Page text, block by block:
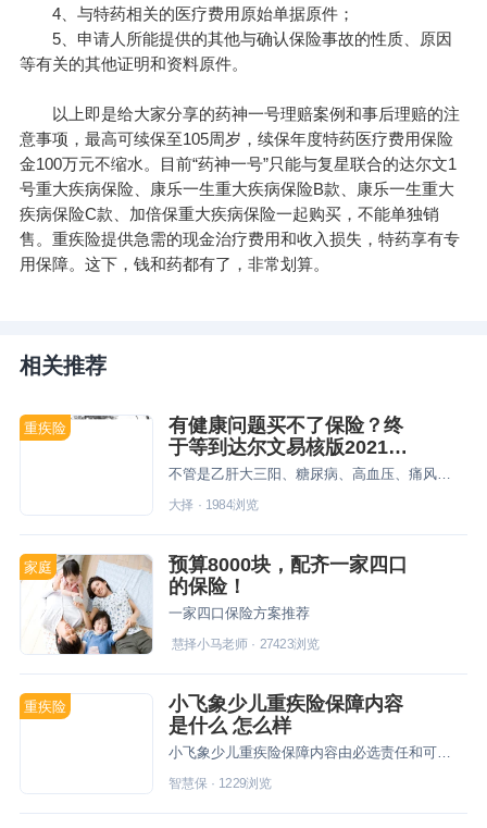
4、与特药相关的医疗费用原始单据原件；
5、申请人所能提供的其他与确认保险事故的性质、原因
等有关的其他证明和资料原件。
以上即是给大家分享的药神一号理赔案例和事后理赔的注
意事项，最高可续保至105周岁，续保年度特药医疗费用保险
金100万元不缩水。目前“药神一号”只能与复星联合的达尔文1
号重大疾病保险、 康乐一生重大疾病保险B款、 康乐一生重大
疾病保险C款、加倍保重大疾病保险一起购买，不能单独销
售。重疾险提供急需的现金治疗费用和收入损失，特药享有专
用保障。这下，钱和药都有了，非常划算。
相关推荐
重疾险
有健康问题买不了保险？终
于等到达尔文易核版2021
啦！
不管是乙肝大三阳、糖尿病、高血压、痛风、抑郁症……只要符合要求，统统可以买
大择 · 1984浏览
家庭
预算8000块，配齐一家四口
的保险！
一家四口保险方案推荐
慧择小马老师· 27423浏览
重疾险
小飞象少儿重疾险保障内容
是什么 怎么样
小飞象少儿重疾险保障内容由必选责任和可选责任组成，产品兼顾轻症、中症、重疾、特定重疾多个疾病形态，实用性强。
智慧保· 1229浏览